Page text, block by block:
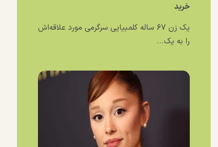
خرید
یک زن ۶۷ ساله کلمبیایی سرگرمی مورد علاقه‌اش
را به یک...